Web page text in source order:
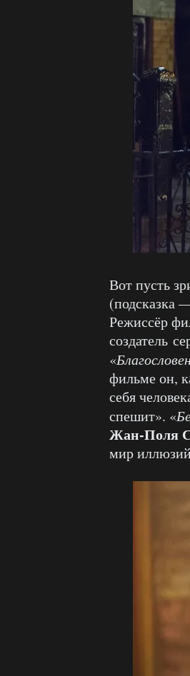
Вот пусть
(подсказка
Режиссёр
создатель
«
фильме он,
себя
спешит». «
Жан-Поля
мир